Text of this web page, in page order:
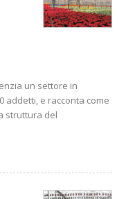
un settore in
addetti, e racconta come
struttura del